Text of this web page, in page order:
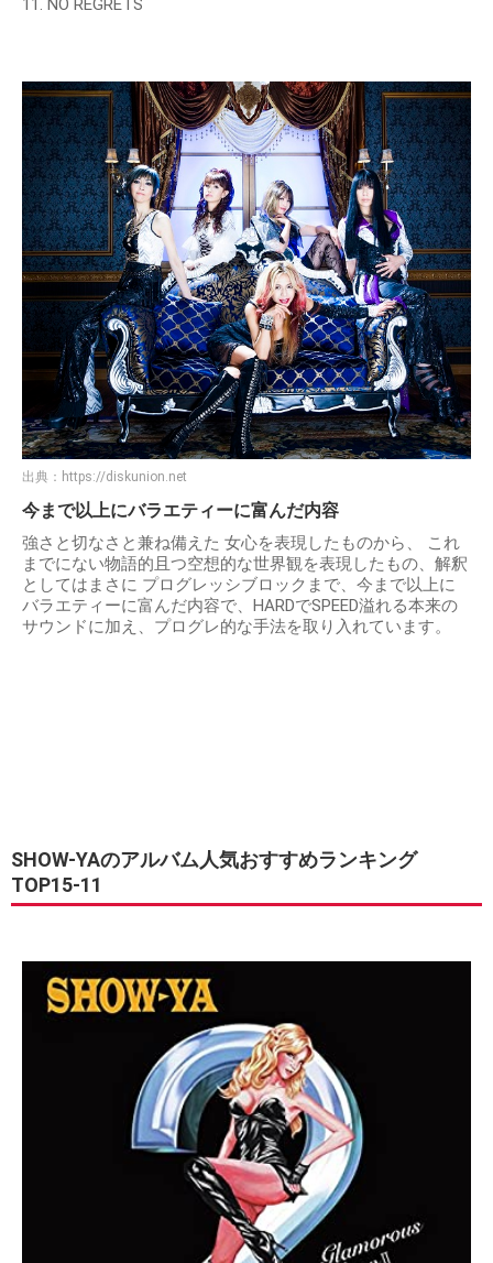
11. NO REGRETS
出典： https://diskunion.net
今まで以上にバラエティーに富んだ内容
強さと切なさと兼ね備えた 女心を表現したものから、 これ
までにない物語的且つ空想的な世界観を表現したもの、解釈
としてはまさに プログレッシブロックまで、今まで以上に
バラエティーに富んだ内容で、HARDでSPEED溢れる本来の
サウンドに加え、プログレ的な手法を取り入れています。
SHOW-YAのアルバム人気おすすめランキング
TOP15-11